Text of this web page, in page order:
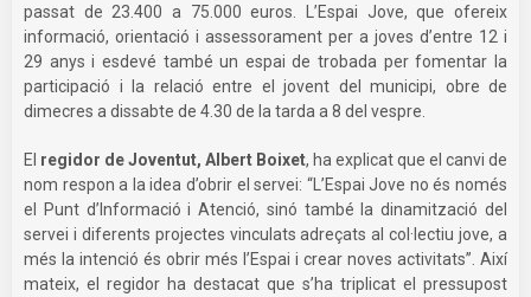
passat de 23.400 a 75.000 euros. L’Espai Jove, que ofereix
informació, orientació i assessorament per a joves d’entre 12 i
29 anys i esdevé també un espai de trobada per fomentar la
participació i la relació entre el jovent del municipi, obre de
dimecres a dissabte de 4.30 de la tarda a 8 del vespre.
El regidor de Joventut, Albert Boixet, ha explicat que el canvi de
nom respon a la idea d’obrir el servei: “L’Espai Jove no és només
el Punt d’Informació i Atenció, sinó també la dinamització del
servei i diferents projectes vinculats adreçats al col·lectiu jove, a
més la intenció és obrir més l’Espai i crear noves activitats”. Així
mateix, el regidor ha destacat que s’ha triplicat el pressupost